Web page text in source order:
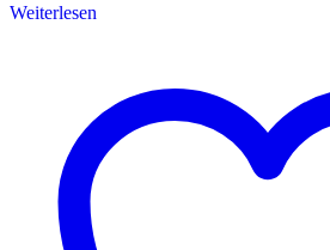
Weiterlesen